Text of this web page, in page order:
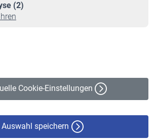
(2)
Cookie-Einstellungen
Auswahl speichern